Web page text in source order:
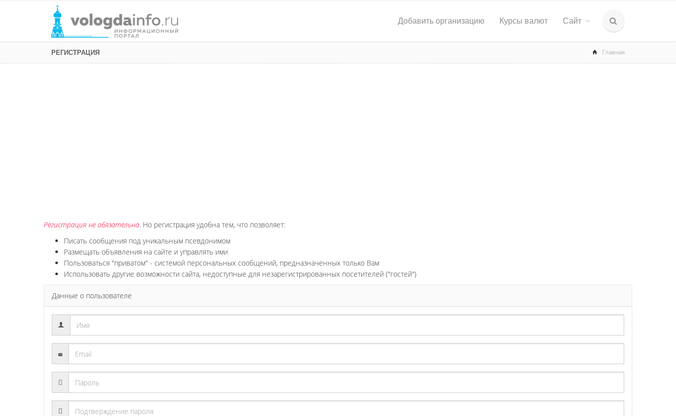
Добавить организацию Курсы валют Сайт
РЕГИСТРАЦИЯ Главная
Регистрация не обязательна. Но регистрация удобна тем, что позволяет:
Писать сообщения под уникальным псевдонимом
Размещать объявления на сайте и управлять ими
Пользоваться "приватом" - системой персональных сообщений, предназначенных только Вам
Использовать другие возможности сайта, недоступные для незарегистрированных посетителей ("гостей")
Данные о пользователе